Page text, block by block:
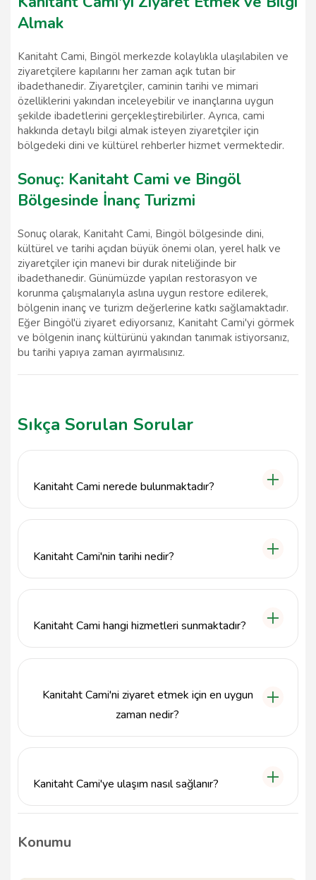
Almak
Kanitaht Cami, Bingöl merkezde kolaylıkla ulaşılabilen ve
ziyaretçilere kapılarını her zaman açık tutan bir
ibadethanedir. Ziyaretçiler, caminin tarihi ve mimari
özelliklerini yakından inceleyebilir ve inançlarına uygun
şekilde ibadetlerini gerçekleştirebilirler. Ayrıca, cami
hakkında detaylı bilgi almak isteyen ziyaretçiler için
bölgedeki dini ve kültürel rehberler hizmet vermektedir.
Sonuç: Kanitaht Cami ve Bingöl
Bölgesinde İnanç Turizmi
Sonuç olarak, Kanitaht Cami, Bingöl bölgesinde dini,
kültürel ve tarihi açıdan büyük önemi olan, yerel halk ve
ziyaretçiler için manevi bir durak niteliğinde bir
ibadethanedir. Günümüzde yapılan restorasyon ve
korunma çalışmalarıyla aslına uygun restore edilerek,
bölgenin inanç ve turizm değerlerine katkı sağlamaktadır.
Eğer Bingöl'ü ziyaret ediyorsanız, Kanitaht Cami'yi görmek
ve bölgenin inanç kültürünü yakından tanımak istiyorsanız,
bu tarihi yapıya zaman ayırmalısınız.
Sıkça Sorulan Sorular
Kanitaht Cami nerede bulunmaktadır?
Kanitaht Cami'nin tarihi nedir?
Kanitaht Cami hangi hizmetleri sunmaktadır?
Kanitaht Cami'ni ziyaret etmek için en uygun
zaman nedir?
Kanitaht Cami'ye ulaşım nasıl sağlanır?
Kanitaht Cami, Karlıova ilçesinde merkezi bir
kolayca erişilebilir.
Konumu